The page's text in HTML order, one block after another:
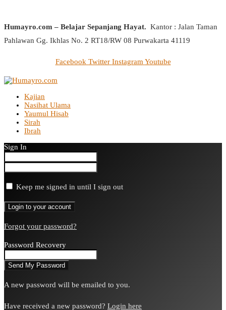
Humayro.com – Belajar Sepanjang Hayat. Kantor : Jalan Taman
Pahlawan Gg. Ikhlas No. 2 RT18/RW 08 Purwakarta 41119
Facebook Twitter Instagram Youtube
Kajian
Nasihat Ulama
Yaumul Hisab
Sirah
Ibrah
Sign In
Keep me signed in until I sign out
Forgot your password?
Password Recovery
A new password will be emailed to you.
Have received a new password? Login here